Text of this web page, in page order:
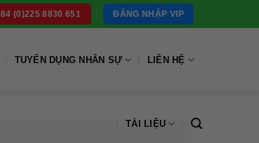
(0)225 8830 651 ĐĂNG NHẬP VIP
TUYỂN DỤNG NHÂN SỰ LIÊN HỆ
TÀI LIỆU